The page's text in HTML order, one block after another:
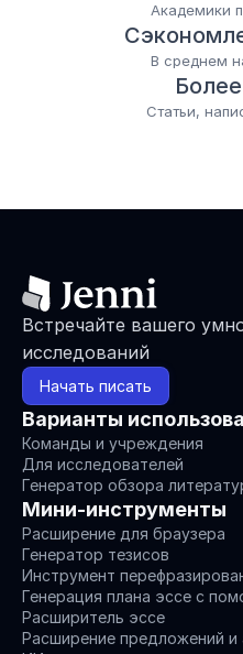
Академики
В среднем
Статьи,
Встречайте вашего
исследований
Начать писать
Варианты
Команды и учреждения
Для исследователей
Генератор обзора
Мини-инструменты
Расширение для браузера
Генератор тезисов
Инструмент
Генерация плана эссе с
Расширитель эссе
Расширение предложений и